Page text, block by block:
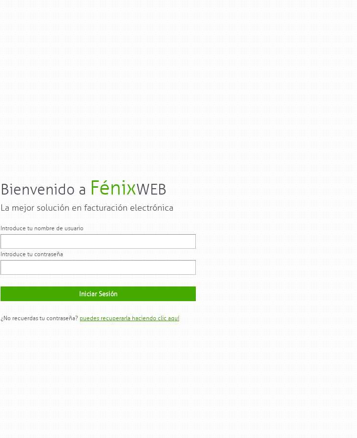
Bienvenido a FénixWEB
La mejor solución en facturación electrónica
Introduce tu nombre de usuario
Introduce tu contraseña
¿No recuerdas tu contraseña? puedes recuperarla haciendo clic aquí